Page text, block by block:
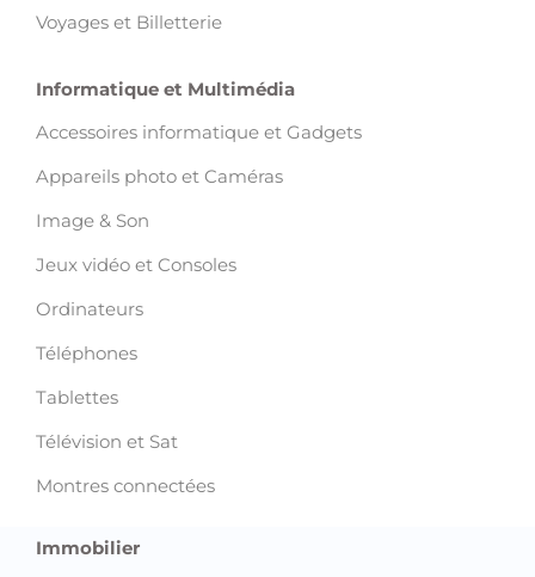
Voyages et Billetterie
Informatique et Multimédia
Accessoires informatique et Gadgets
Appareils photo et Caméras
Image & Son
Jeux vidéo et Consoles
Ordinateurs
Téléphones
Tablettes
Télévision et Sat
Montres connectées
Immobilier